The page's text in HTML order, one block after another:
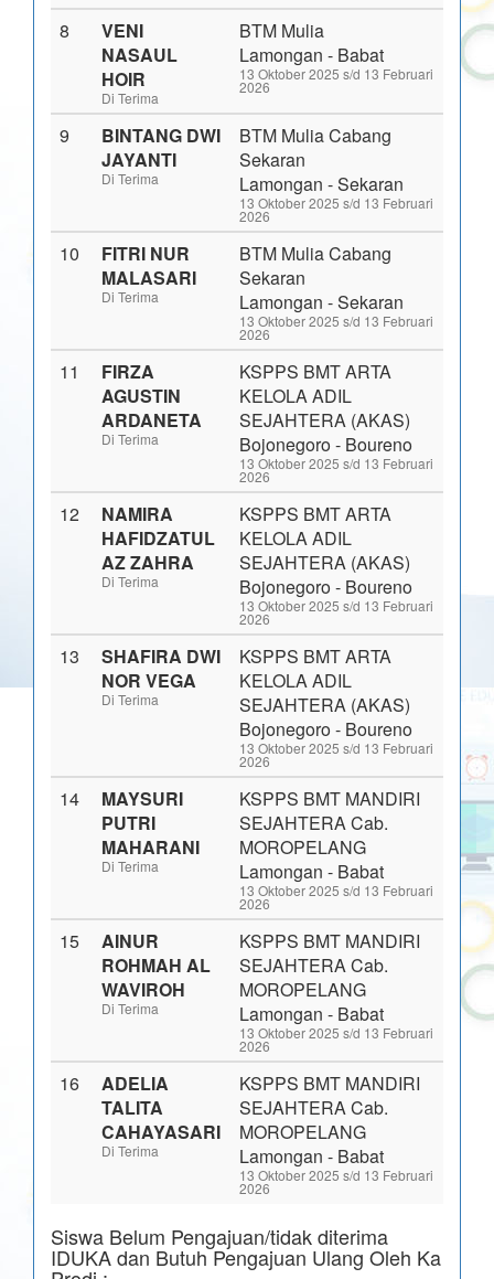
8
VENI
NASAUL
HOIR
Di Terima
BTM Mulia
Lamongan - Babat
13 Oktober 2025 s/d 13 Februari
2026
9
BINTANG DWI
JAYANTI
Di Terima
BTM Mulia Cabang
Sekaran
Lamongan - Sekaran
13 Oktober 2025 s/d 13 Februari
2026
10
FITRI NUR
MALASARI
Di Terima
BTM Mulia Cabang
Sekaran
Lamongan - Sekaran
13 Oktober 2025 s/d 13 Februari
2026
11
FIRZA
AGUSTIN
ARDANETA
Di Terima
KSPPS BMT ARTA
KELOLA ADIL
SEJAHTERA (AKAS)
Bojonegoro - Boureno
13 Oktober 2025 s/d 13 Februari
2026
12
NAMIRA
HAFIDZATUL
AZ ZAHRA
Di Terima
KSPPS BMT ARTA
KELOLA ADIL
SEJAHTERA (AKAS)
Bojonegoro - Boureno
13 Oktober 2025 s/d 13 Februari
2026
13
SHAFIRA DWI
NOR VEGA
Di Terima
KSPPS BMT ARTA
KELOLA ADIL
SEJAHTERA (AKAS)
Bojonegoro - Boureno
13 Oktober 2025 s/d 13 Februari
2026
14
MAYSURI
PUTRI
MAHARANI
Di Terima
KSPPS BMT MANDIRI
SEJAHTERA Cab.
MOROPELANG
Lamongan - Babat
13 Oktober 2025 s/d 13 Februari
2026
15
AINUR
ROHMAH AL
WAVIROH
Di Terima
KSPPS BMT MANDIRI
SEJAHTERA Cab.
MOROPELANG
Lamongan - Babat
13 Oktober 2025 s/d 13 Februari
2026
16
ADELIA
TALITA
CAHAYASARI
Di Terima
KSPPS BMT MANDIRI
SEJAHTERA Cab.
MOROPELANG
Lamongan - Babat
13 Oktober 2025 s/d 13 Februari
2026
Siswa Belum Pengajuan/tidak diterima
IDUKA dan Butuh Pengajuan Ulang Oleh Ka